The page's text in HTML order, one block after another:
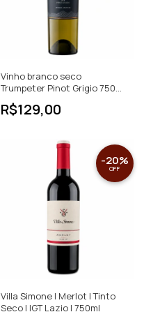
Vinho branco seco
Trumpeter Pinot Grigio 750
R$129,00
Villa Simone | Merlot | Tinto
Seco | IGT Lazio | 750ml
-20%
OFF